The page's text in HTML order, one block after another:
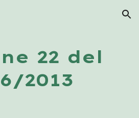
Skip to navigation
22 del
2013